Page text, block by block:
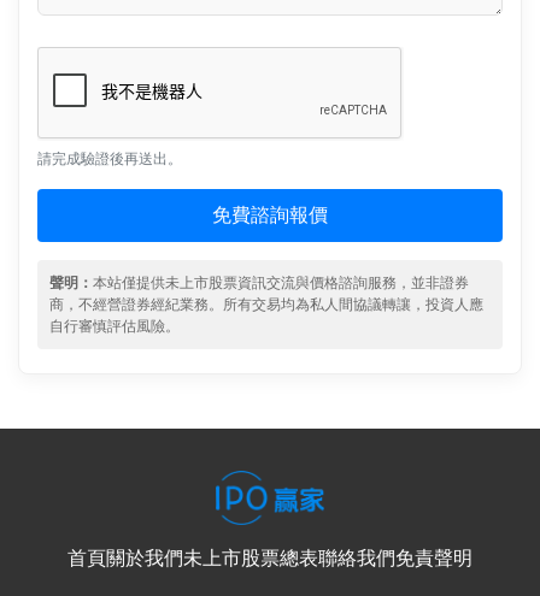
請完成驗證後再送出。
免費諮詢報價
聲明： 本站僅提供未上市股票資訊交流與價格諮詢服務，並非證券
商，不經營證券經紀業務。所有交易均為私人間協議轉讓，投資人應
自行審慎評估風險。
首頁關於我們未上市股票總表聯絡我們免責聲明